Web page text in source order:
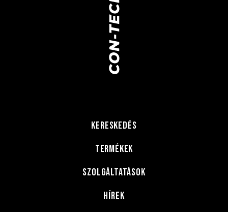
KERESKEDÉS
TERMÉKEK
SZOLGÁLTATÁSOK
HÍREK